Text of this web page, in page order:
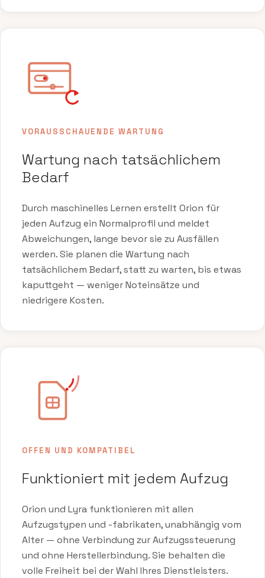
VORAUSSCHAUENDE WARTUNG
Wartung nach tatsächlichem
Bedarf
Durch maschinelles Lernen erstellt Orion für
jeden Aufzug ein Normalprofil und meldet
Abweichungen, lange bevor sie zu Ausfällen
werden. Sie planen die Wartung nach
tatsächlichem Bedarf, statt zu warten, bis etwas
kaputtgeht — weniger Noteinsätze und
niedrigere Kosten.
OFFEN UND KOMPATIBEL
Funktioniert mit jedem Aufzug
Orion und Lyra funktionieren mit allen
Aufzugstypen und -fabrikaten, unabhängig vom
Alter — ohne Verbindung zur Aufzugssteuerung
und ohne Herstellerbindung. Sie behalten die
volle Freiheit bei der Wahl Ihres Dienstleisters.